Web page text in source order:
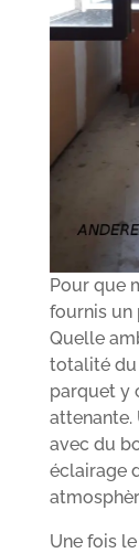
Pour que
fournis un
Quelle
totalité du
parquet y
attenante.
avec du
éclairage
Une fois